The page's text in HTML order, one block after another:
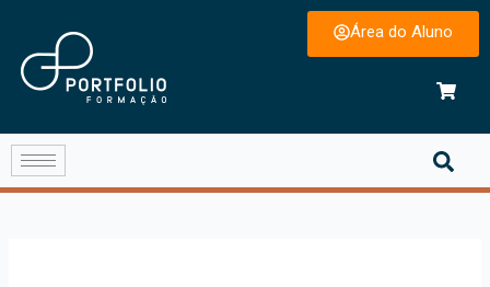
Área do Aluno